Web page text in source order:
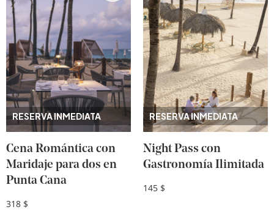
RESERVA INMEDIATA
Cena Romántica con
Maridaje para dos en
Punta Cana
318 $
RESERVA INMEDIATA
Night Pass con
Gastronomía Ilimitada
145 $